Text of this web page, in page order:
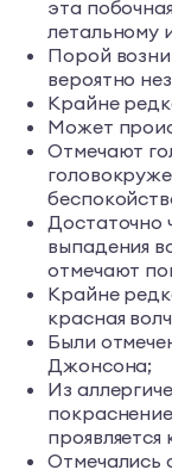
эта
летальному
Порой
вероятно
Крайне
Может
Отмечают
Достаточно
выпадения
отмечают
Крайне
красная
Были
Джонсона;
Из
Отмечались